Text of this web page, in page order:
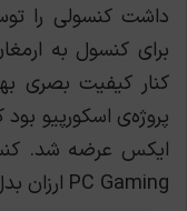
برای کنسول به
کنار کیفیت بصری
پروژه‌ی اسکورپیو
ایکس عرضه شد.
PC Gaming ارزان بدل شده بود.